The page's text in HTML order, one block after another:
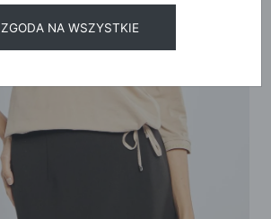
ZGODA NA WSZYSTKIE